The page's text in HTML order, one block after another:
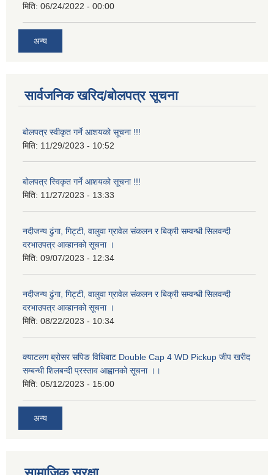
मिति: 06/24/2022 - 00:00
अन्य
सार्वजनिक खरिद/बोलपत्र सूचना
बोलपत्र स्वीकृत गर्ने आशयको सूचना !!!
मिति: 11/29/2023 - 10:52
बोलपत्र स्विकृत गर्ने आशयको सूचना !!!
मिति: 11/27/2023 - 13:33
नदीजन्य ढुंगा, गिट्टी, वालुवा ग्रावेल संकलन र बिक्री सम्वन्धी सिलवन्दी
दरभाउपत्र आव्हानको सूचना ।
मिति: 09/07/2023 - 12:34
नदीजन्य ढुंगा, गिट्टी, वालुवा ग्रावेल संकलन र बिक्री सम्वन्धी सिलवन्दी
दरभाउपत्र आव्हानको सूचना ।
मिति: 08/22/2023 - 10:34
क्याटलग ब्रोसर सपिङ विधिबाट Double Cap 4 WD Pickup जीप खरीद
सम्बन्धी शिलबन्दी प्रस्ताव आह्वानको सूचना ।।
मिति: 05/12/2023 - 15:00
अन्य